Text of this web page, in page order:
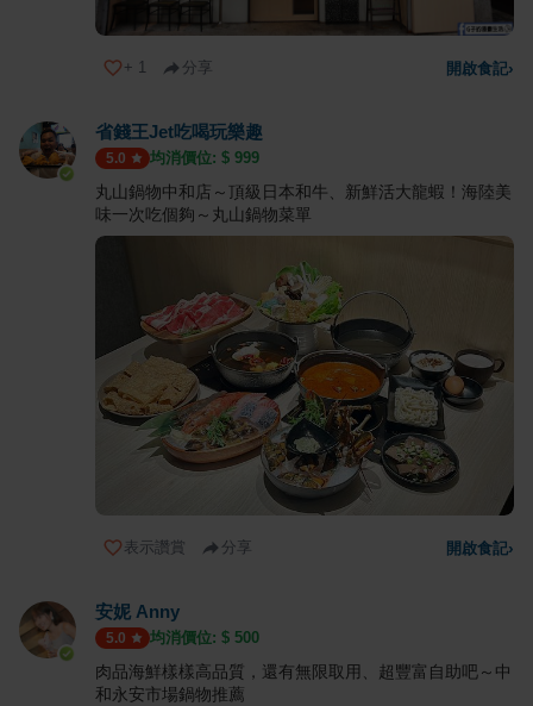
+ 1 分享 開啟食記›
省錢王Jet吃喝玩樂趣
5.0 均消價位: $ 999
丸山鍋物中和店～頂級日本和牛、新鮮活大龍蝦！海陸美
味一次吃個夠～丸山鍋物菜單
表示讚賞 分享 開啟食記›
安妮 Anny
5.0 均消價位: $ 500
肉品海鮮樣樣高品質，還有無限取用、超豐富自助吧～中
和永安市場鍋物推薦